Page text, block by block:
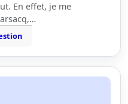
En effet, je me